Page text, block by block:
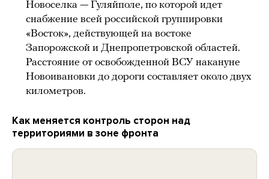
Новоселка — Гуляйполе, по которой идет
снабжение всей российской группировки
«Восток», действующей на востоке
Запорожской и Днепропетровской областей.
Расстояние от освобожденной ВСУ накануне
Новоивановки до дороги составляет около двух
километров.
Как меняется контроль сторон над
территориями в зоне фронта